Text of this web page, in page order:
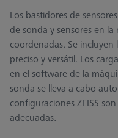
Los bastidores de
de sonda y sensores en
coordenadas. Se incluyen
preciso y versátil. Los
en el software de la
sonda se lleva a cabo
configuraciones ZEISS
adecuadas.